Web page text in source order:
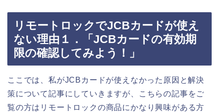
リモートロックでJCBカードが使え
ない理由１．「JCBカードの有効期
限の確認してみよう！」
ここでは、私がJCBカードが使えなかった原因と解決
策について記事にしていきますが、こちらの記事をご
覧の方はリモートロックの商品にかなり興味がある方